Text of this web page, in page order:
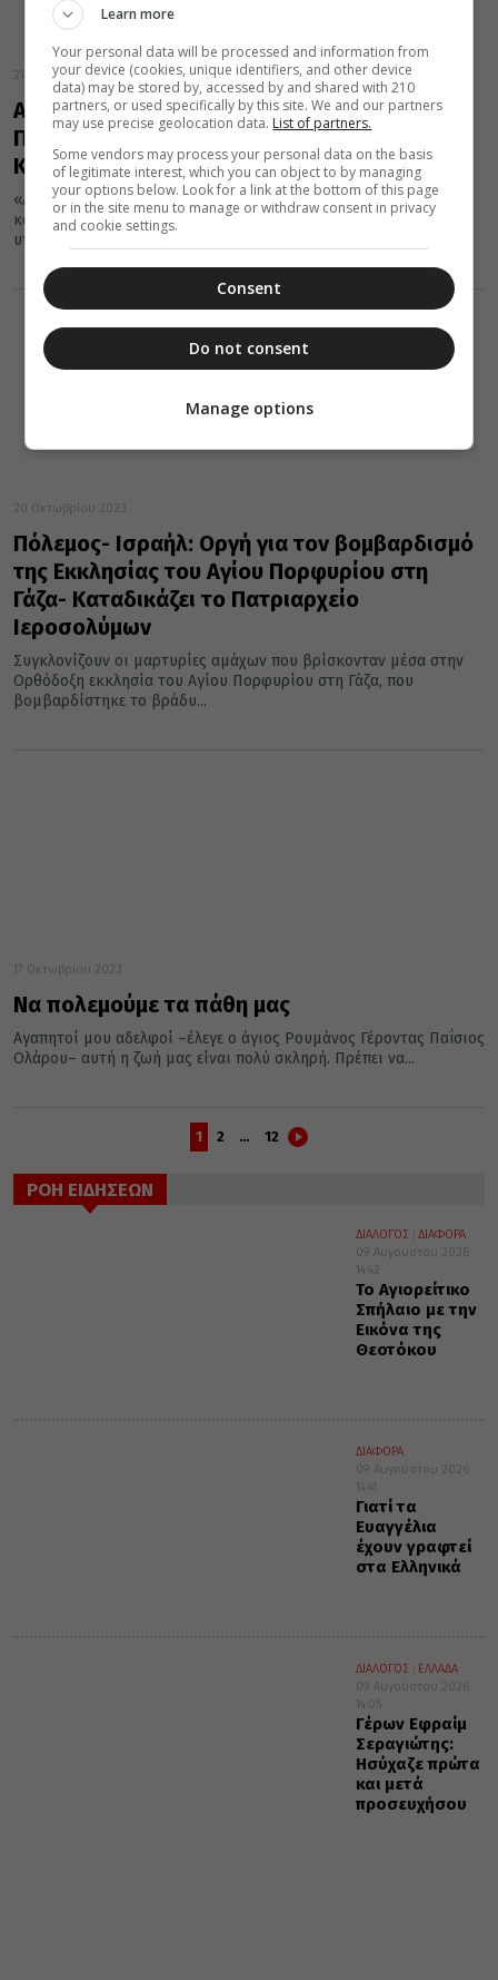
21 Οκτωβρίου 2023
Αυστραλίας για βομβαρδισμό Ι.Μ Αγίου
Πορφυρίου: Αποτελεί όνειδος-
Καταδικάζουμε απερίφραστα
«Αποτελεί όνειδος η προσβολή χώρων στους οποίους έχουν
καταφύγει άμαχοι και εμπερίστατοι συνάνθρωποί μας»,
υπογραμμίζει ο Σεβασμιώτατος Αρχιεπίσκοπος Αυστραλίας...
20 Οκτωβρίου 2023
Πόλεμος- Ισραήλ: Οργή για τον βομβαρδισμό
της Εκκλησίας του Αγίου Πορφυρίου στη
Γάζα- Καταδικάζει το Πατριαρχείο
Ιεροσολύμων
Συγκλονίζουν οι μαρτυρίες αμάχων που βρίσκονταν μέσα στην
Ορθόδοξη εκκλησία του Αγίου Πορφυρίου στη Γάζα, που
βομβαρδίστηκε το βράδυ...
17 Οκτωβρίου 2023
Να πολεμούμε τα πάθη μας
Αγαπητοί μου αδελφοί –έλεγε ο άγιος Ρουμάνος Γέροντας Παΐσιος
Ολάρου– αυτή η ζωή μας είναι πολύ σκληρή. Πρέπει να...
1 2 … 12
ΡΟΗ ΕΙΔΗΣΕΩΝ
ΔΙΑΛΟΓΟΣ
ΔΙΑΦΟΡΑ
09 Αυγούστου 2026
14:42
Το Αγιορείτικο
Σπήλαιο με την
Εικόνα της
Θεοτόκου
ΔΙΑΦΟΡΑ
09 Αυγούστου 2026
14:41
Γιατί τα
Ευαγγέλια
έχουν γραφτεί
στα Ελληνικά
ΔΙΑΛΟΓΟΣ
ΕΛΛΑΔΑ
09 Αυγούστου 2026
14:05
Γέρων Εφραίμ
Σεραγιώτης:
Ησύχαζε πρώτα
και μετά
προσευχήσου
Learn more
Your personal data will be processed and information from
your device (cookies, unique identifiers, and other device
data) may be stored by, accessed by and shared with 210
partners, or used specifically by this site. We and our partners
may use precise geolocation data. List of partners.
Some vendors may process your personal data on the basis
of legitimate interest, which you can object to by managing
your options below. Look for a link at the bottom of this page
or in the site menu to manage or withdraw consent in privacy
and cookie settings.
Consent
Do not consent
Manage options